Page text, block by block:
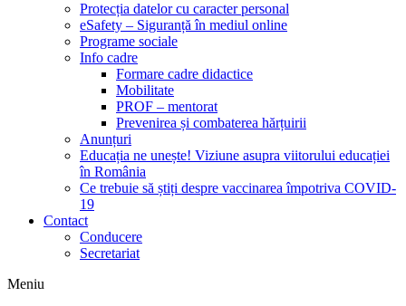
Protecția datelor cu caracter personal
eSafety – Siguranță în mediul online
Programe sociale
Info cadre
Formare cadre didactice
Mobilitate
PROF – mentorat
Prevenirea și combaterea hărțuirii
Anunțuri
Educația ne unește! Viziune asupra viitorului educației
în România
Ce trebuie să știți despre vaccinarea împotriva COVID-
19
Contact
Conducere
Secretariat
Meniu